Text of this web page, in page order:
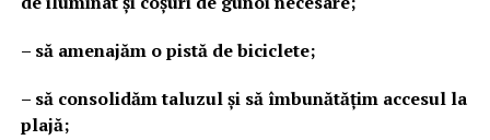
– să amenajăm o pistă de biciclete;
– să consolidăm taluzul și să îmbunătățim accesul la
plajă;